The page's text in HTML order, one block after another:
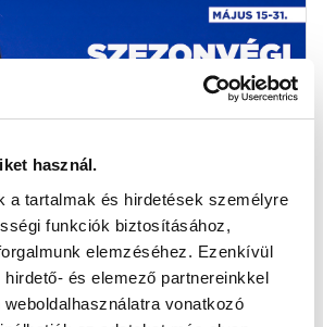
használ.
a tartalmak és hirdetések személyre
funkciók biztosításához,
elemzéséhez. Ezenkívül
és elemező partnereinkkel
vonatkozó
A SZEZONVÉGI